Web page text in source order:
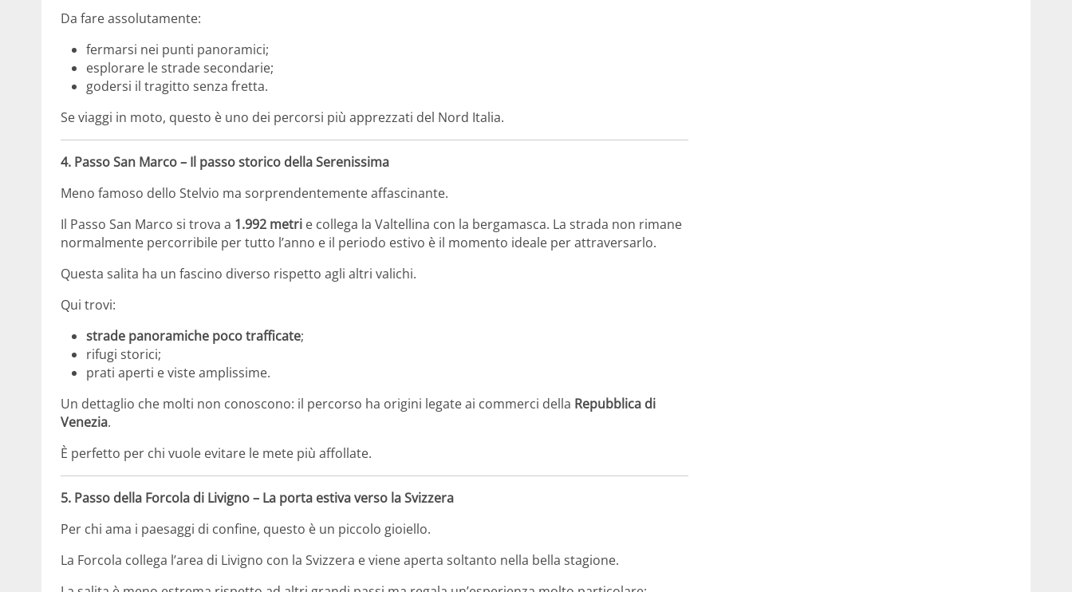
Da fare assolutamente:
fermarsi nei punti panoramici;
esplorare le strade secondarie;
godersi il tragitto senza fretta.
Se viaggi in moto, questo è uno dei percorsi più apprezzati del Nord Italia.
4. Passo San Marco– Il passo storico della Serenissima
Meno famoso dello Stelvio ma sorprendentemente affascinante.
Il Passo San Marco si trova a 1.992 metri e collega la Valtellina con la bergamasca. La strada non rimane
normalmente percorribile per tutto l’anno e il periodo estivo è il momento ideale per attraversarlo.
Questa salita ha un fascino diverso rispetto agli altri valichi.
Qui trovi:
strade panoramiche poco trafficate;
rifugi storici;
prati aperti e viste amplissime.
Un dettaglio che molti non conoscono: il percorso ha origini legate ai commerci della Repubblica di
Venezia.
È perfetto per chi vuole evitare le mete più affollate.
5. Passo della Forcola di Livigno– La porta estiva verso la Svizzera
Per chi ama i paesaggi di confine, questo è un piccolo gioiello.
La Forcola collega l’area di Livigno con la Svizzera e viene aperta soltanto nella bella stagione.